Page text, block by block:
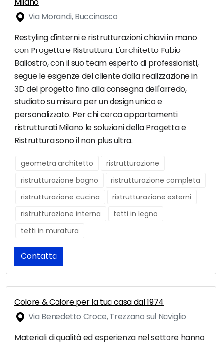
Milano
Via Morandi, Buccinasco
Restyling d'interni e ristrutturazioni chiavi in mano
con Progetta e Ristruttura. L'architetto Fabio
Baliostro, con il suo team esperto di professionisti,
segue le esigenze del cliente dalla realizzazione in
3D del progetto fino alla consegna dell'arredo,
studiato su misura per un design unico e
personalizzato. Per chi cerca appartamenti
ristrutturati Milano le soluzioni della Progetta e
Ristruttura sono il non plus ultra.
geometra architetto
ristrutturazione
ristrutturazione bagno
ristrutturazione completa
ristrutturazione cucina
ristrutturazione esterni
ristrutturazione interna
tetti in legno
tetti in muratura
Contatta
Colore & Calore per la tua casa dal 1974
Via Benedetto Croce, Trezzano sul Naviglio
Materiali di qualità ed esperienza nel settore hanno